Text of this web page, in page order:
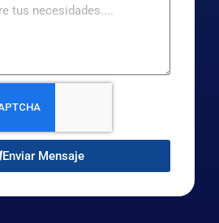
Enviar Mensaje